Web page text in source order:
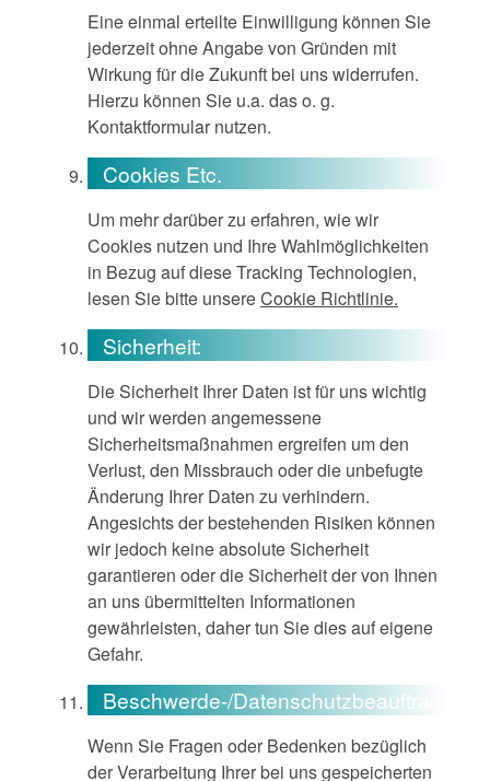
Eine einmal erteilte Einwilligung können Sie
jederzeit ohne Angabe von Gründen mit
Wirkung für die Zukunft bei uns widerrufen.
Hierzu können Sie u.a. das o. g.
Kontaktformular nutzen.
Cookies Etc.
Um mehr darüber zu erfahren, wie wir
Cookies nutzen und Ihre Wahlmöglichkeiten
in Bezug auf diese Tracking Technologien,
lesen Sie bitte unsereCookie Richtlinie.
Sicherheit:
Die Sicherheit Ihrer Daten ist für uns wichtig
und wir werden angemessene
Sicherheitsmaßnahmen ergreifen um den
Verlust, den Missbrauch oder die unbefugte
Änderung Ihrer Daten zu verhindern.
Angesichts der bestehenden Risiken können
wir jedoch keine absolute Sicherheit
garantieren oder die Sicherheit der von Ihnen
an uns übermittelten Informationen
gewährleisten, daher tun Sie dies auf eigene
Gefahr.
Beschwerde-/Datenschutzbeauftragter:
Wenn Sie Fragen oder Bedenken bezüglich
der Verarbeitung Ihrer bei uns gespeicherten